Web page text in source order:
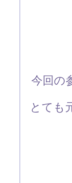
今回の
とても